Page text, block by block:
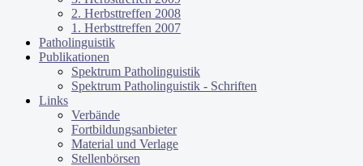
2. Herbsttreffen 2008
1. Herbsttreffen 2007
Patholinguistik
Publikationen
Spektrum Patholinguistik
Spektrum Patholinguistik - Schriften
Links
Verbände
Fortbildungsanbieter
Material und Verlage
Stellenbörsen